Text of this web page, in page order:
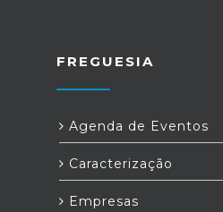
FREGUESIA
Agenda de Eventos
Caracterização
Empresas